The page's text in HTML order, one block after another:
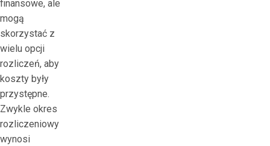
finansowe, ale
mogą
skorzystać z
wielu opcji
rozliczeń, aby
koszty były
przystępne.
Zwykle okres
rozliczeniowy
wynosi